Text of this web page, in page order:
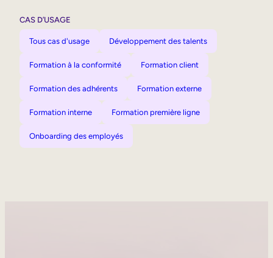
CAS D’USAGE
Tous cas d'usage Développement des talents
Formation à la conformité Formation client
Formation des adhérents Formation externe
Formation interne Formation première ligne
Onboarding des employés